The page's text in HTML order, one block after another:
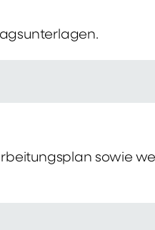
sowie